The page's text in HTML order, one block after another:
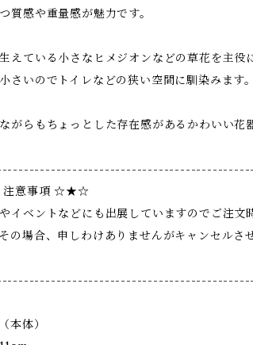
質感や重量感が魅力です。
えている小さなヒメジオンなどの草花を主役
さいのでトイレなどの狭い空間に馴染みます
がらもちょっとした存在感があるかわいい花
意事項 ☆★☆
イベントなどにも出展していますのでご注
の場合、申しわけありませんがキャンセルさ
本体）